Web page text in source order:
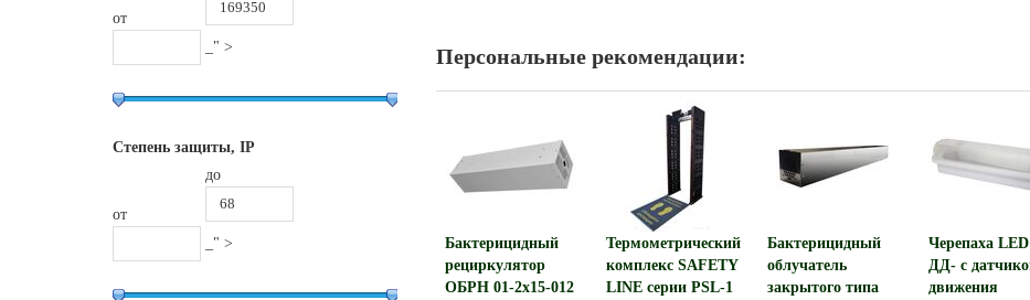
от
_" >
Степень защиты, IP
от
до
_" >
Персональные рекомендации:
Бактерицидный
рециркулятор
ОБРН 01-2x15-012
Термометрический
комплекс SAFETY
LINE серии PSL-1
Бактерицидный
облучатель
закрытого типа
Черепаха
ДД- с
движения